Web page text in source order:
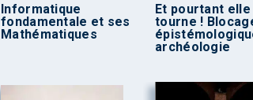
Informatique
fondamentale et ses
Mathématiques
Et pourtant elle
tourne !
archéologie